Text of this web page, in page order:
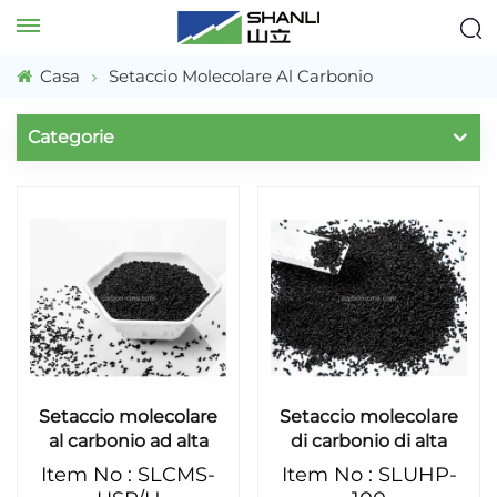
Casa Setaccio Molecolare Al Carbonio
Categorie
Setaccio molecolare
al carbonio ad alta
purezza per
generatore di azoto
Item No : SLCMS-
Setaccio molecolare
di carbonio di alta
qualità (CMS) SHANLI
per adsorbente di
Item No : SLUHP-